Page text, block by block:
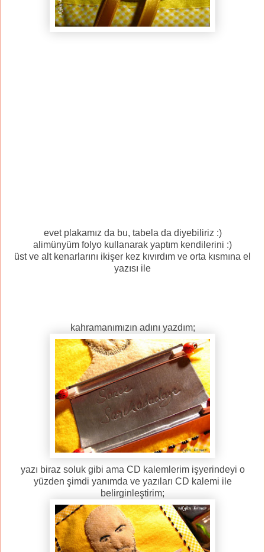
evet plakamız da bu, tabela da diyebiliriz :)
alimünyüm folyo kullanarak yaptım kendilerini :)
üst ve alt kenarlarını ikişer kez kıvırdım ve orta kısmına el
yazısı ile
kahramanımızın adını yazdım;
yazı biraz soluk gibi ama CD kalemlerim işyerindeyi o
yüzden şimdi yanımda ve yazıları CD kalemi ile
belirginleştirim;